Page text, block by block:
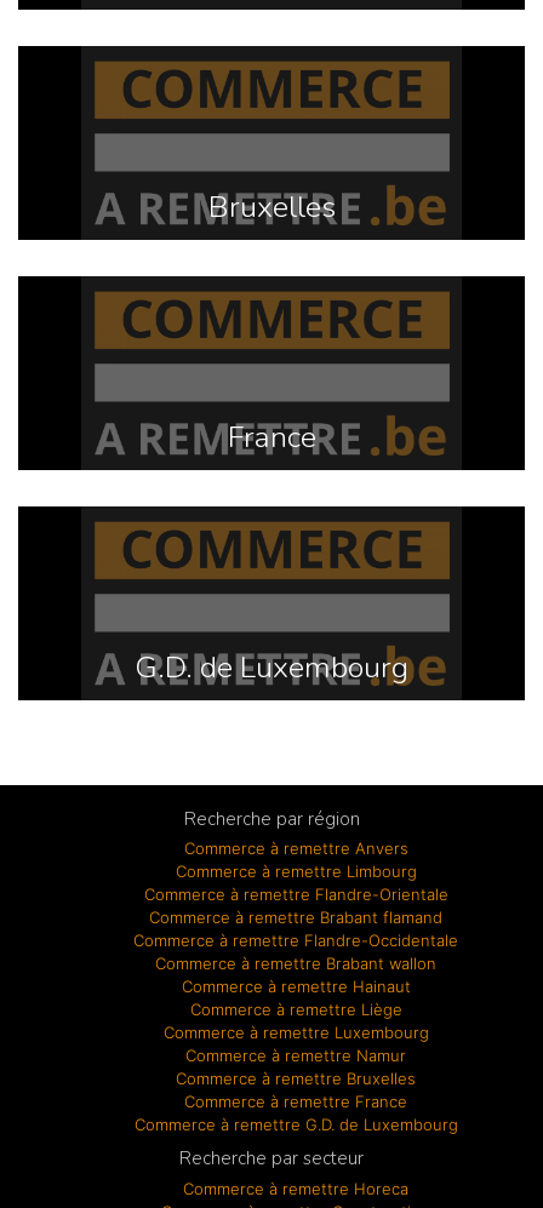
Bruxelles
France
G.D. de Luxembourg
Recherche par région
Commerce à remettre Anvers
Commerce à remettre Limbourg
Commerce à remettre Flandre-Orientale
Commerce à remettre Brabant flamand
Commerce à remettre Flandre-Occidentale
Commerce à remettre Brabant wallon
Commerce à remettre Hainaut
Commerce à remettre Liège
Commerce à remettre Luxembourg
Commerce à remettre Namur
Commerce à remettre Bruxelles
Commerce à remettre France
Commerce à remettre G.D. de Luxembourg
Recherche par secteur
Commerce à remettre Horeca